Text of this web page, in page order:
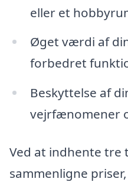
eller et
Øget værdi af
forbedret
Beskyttelse af
vejrfænomener
Ved at indhente tre
sammenligne